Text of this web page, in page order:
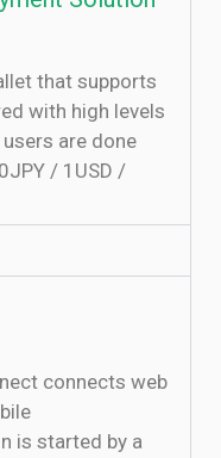
that supports
with high levels
are done
/ 1USD /
connects web
is started by a